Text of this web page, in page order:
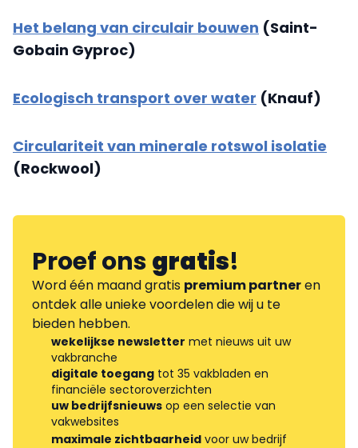
Het belang van circulair bouwen (Saint-
Gobain Gyproc)
Ecologisch transport over water (Knauf)
Circulariteit van minerale rotswol isolatie
(Rockwool)
Proef onsgratis!
Word één maand gratis premium partneren
ontdek alle unieke voordelen die wij u te
bieden hebben.
wekelijkse newsletter met nieuws uit uw
vakbranche
digitale toegang tot 35 vakbladen en
financiële sectoroverzichten
uw bedrijfsnieuws op een selectie van
vakwebsites
maximale zichtbaarheid voor uw bedrijf